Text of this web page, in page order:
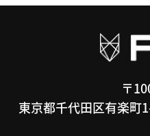
〒
東京都千代田区有楽町